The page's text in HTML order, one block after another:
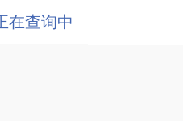
在查询中